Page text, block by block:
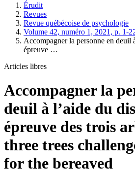
Érudit
Revues
Revue québécoise de psychologie
Volume 42, numéro 1, 2021, p. 1-
Accompagner la personne en deuil
épreuve …
Articles libres
Accompagner la
deuil à l’aide du
épreuve des trois
three trees
for the bereaved